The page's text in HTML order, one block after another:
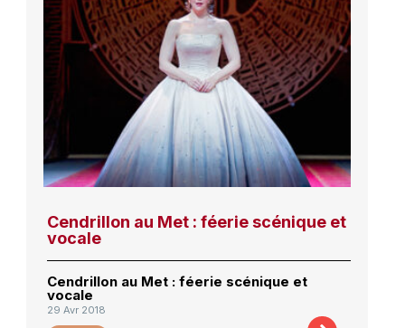
Cendrillon au Met : féerie scénique et
vocale
Cendrillon au Met : féerie scénique et
vocale
29 Avr 2018